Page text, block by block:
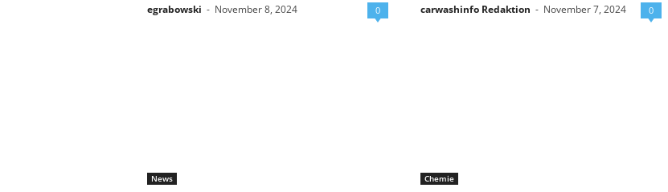
egrabowski - November 8, 2024 0 carwashinfo Redaktion - November 7, 2024 0
News Chemie